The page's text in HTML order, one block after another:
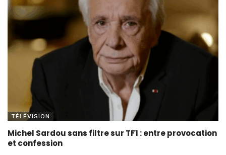
TÉLÉVISION
Michel Sardou sans filtre sur TF1 : entre provocation
et confession